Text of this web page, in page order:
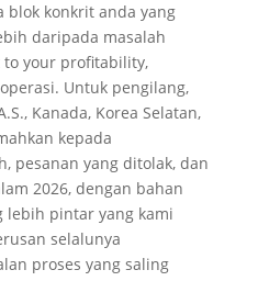
blok konkrit anda yang
daripada masalah
your profitability,
Untuk pengilang,
Kanada, Korea Selatan,
kepada
pesanan yang ditolak, dan
2026, dengan bahan
lebih pintar yang kami
selalunya
proses yang saling